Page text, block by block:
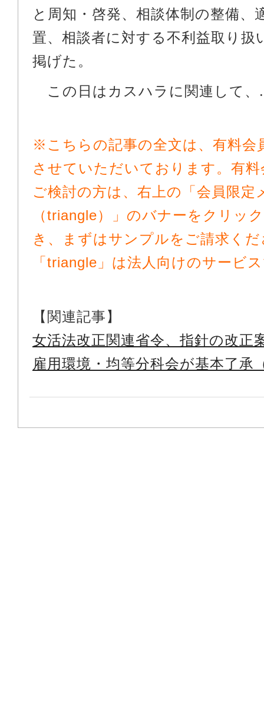
と周知・啓発、相談体制の整備、
置、相談者に対する不利益取り扱
掲げた。
この日はカスハラに関連して、
※こちらの記事の全文は、有料会
させていただいております。有
ご検討の方は、右上の「会員限定
（triangle）」のバナーをクリッ
き、まずはサンプルをご請求く
「triangle」は法人向けのサービ
【関連記事】
女活法改正関連省令、指針の改正
雇用環境・均等分科会が基本了承